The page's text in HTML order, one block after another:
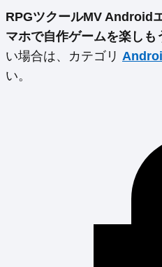
RPGツクールMV Android
マホで自作ゲームを楽しも
い場合は、カテゴリ
い。